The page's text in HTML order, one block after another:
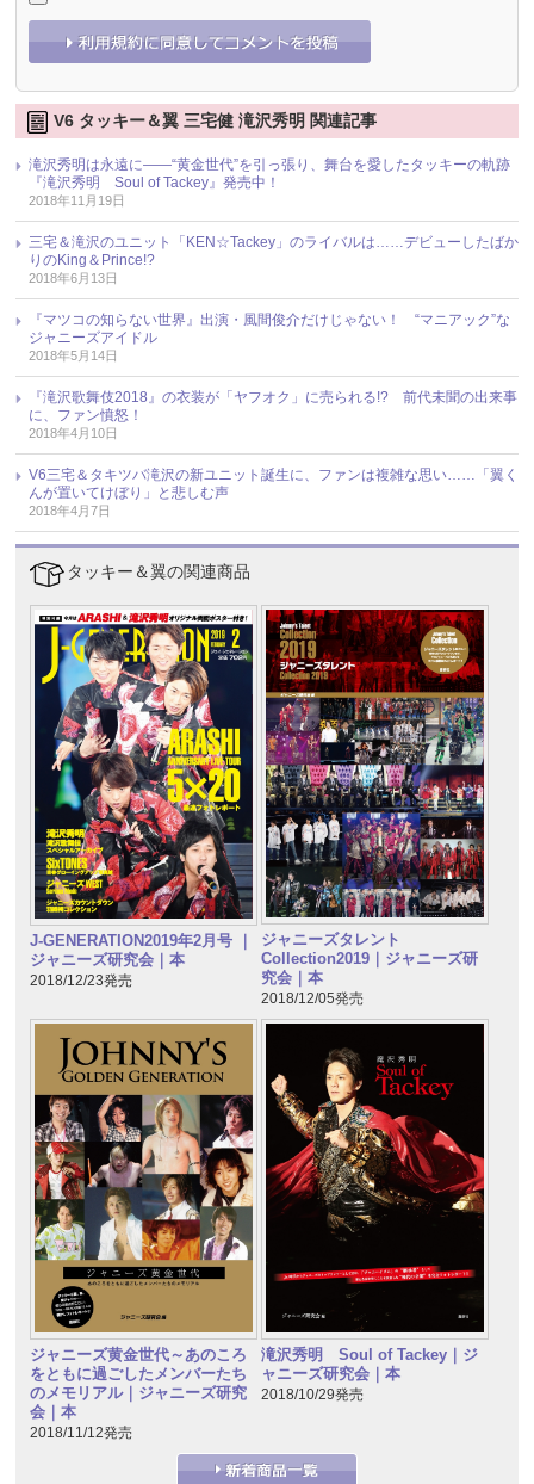
V6 タッキー＆翼 三宅健 滝沢秀明 関連記事
滝沢秀明は永遠に――“黄金世代”を引っ張り、舞台を愛したタッキーの軌跡
『滝沢秀明 Soul of Tackey』発売中！
2018年11月19日
三宅＆滝沢のユニット「KEN☆Tackey」のライバルは……デビューしたばか
りのKing＆Prince!?
2018年6月13日
『マツコの知らない世界』出演・風間俊介だけじゃない！ “マニアック”な
ジャニーズアイドル
2018年5月14日
『滝沢歌舞伎2018』の衣装が「ヤフオク」に売られる!? 前代未聞の出来事
に、ファン憤怒！
2018年4月10日
V6三宅＆タキツバ滝沢の新ユニット誕生に、ファンは複雑な思い……「翼く
んが置いてけぼり」と悲しむ声
2018年4月7日
タッキー＆翼の関連商品
J-GENERATION2019年2月号 ｜
ジャニーズ研究会｜本
2018/12/23発売
ジャニーズタレント
Collection2019｜ジャニーズ研
究会｜本
2018/12/05発売
ジャニーズ黄金世代～あのころ
をともに過ごしたメンバーたち
のメモリアル｜ジャニーズ研究
会｜本
2018/11/12発売
滝沢秀明 Soul of Tackey｜ジ
ャニーズ研究会｜本
2018/10/29発売